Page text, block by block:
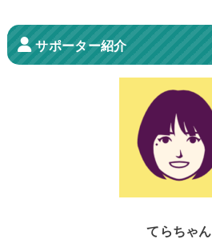
サポーター紹介
てらちゃん